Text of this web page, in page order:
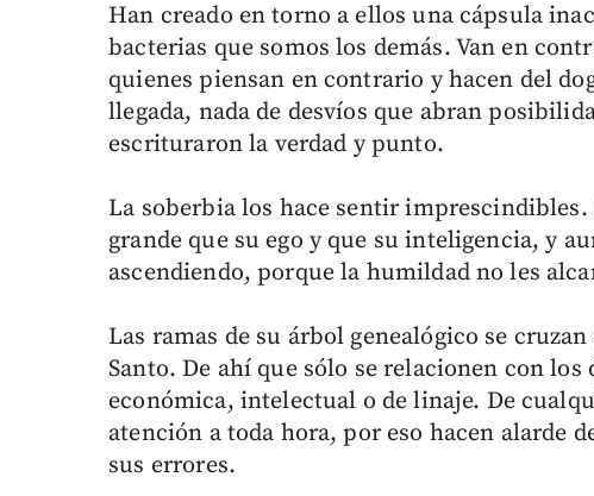
Han creado en torno a ellos una cápsula
bacterias que somos los demás. Van en
quienes piensan en contrario y hacen del
llegada, nada de desvíos que abran
escrituraron la verdad y punto.
La soberbia los hace sentir imprescindibles.
grande que su ego y que su inteligencia, y
ascendiendo, porque la humildad no les
Las ramas de su árbol genealógico se
Santo. De ahí que sólo se relacionen con
económica, intelectual o de linaje. De
atención a toda hora, por eso hacen alarde
sus errores.